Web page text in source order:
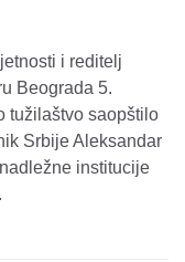
i reditelj
Beograda 5.
tužilaštvo saopštilo
Srbije Aleksandar
institucije